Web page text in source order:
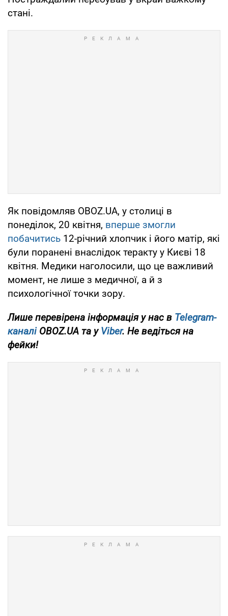
стані.
Як повідомляв OBOZ.UA, у столиці в
понеділок, 20 квітня, вперше змогли
побачитись 12-річний хлопчик і його матір, які
були поранені внаслідок теракту у Києві 18
квітня. Медики наголосили, що це важливий
момент, не лише з медичної, а й з
психологічної точки зору.
Лише перевірена інформація у нас в Telegram-
каналіOBOZ.UA та уViber. Не ведіться на
фейки!